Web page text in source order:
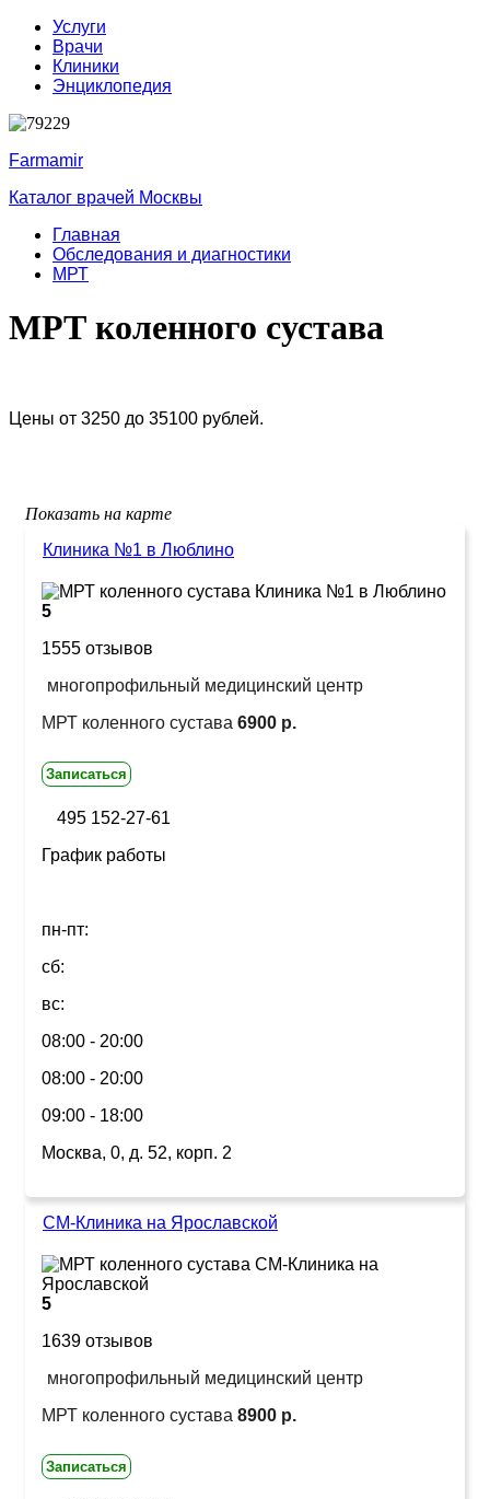
Услуги
Врачи
Клиники
Энциклопедия
Farmamir
Каталог врачей Москвы
Главная
Обследования и диагностики
МРТ
МРТ коленного сустава
Цены от 3250 до 35100 рублей.
Показать на карте
Клиника №1 в Люблино
5
1555 отзывов
многопрофильный медицинский центр
МРТ коленного сустава 6900 р.
Записаться
495 152-27-61
График работы
пн-пт:
сб:
вс:
08:00 - 20:00
08:00 - 20:00
09:00 - 18:00
Москва, 0, д. 52, корп. 2
СМ-Клиника на Ярославской
5
1639 отзывов
многопрофильный медицинский центр
МРТ коленного сустава 8900 р.
Записаться